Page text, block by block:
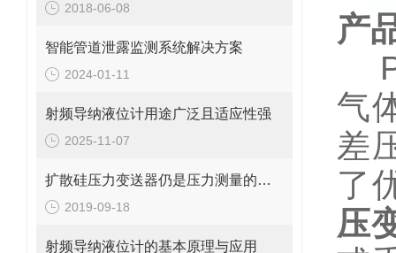
2018-06-08
智能管道泄露监测系统解决方案
2024-01-11
射频导纳液位计用途广泛且适应性强
2025-11-07
扩散硅压力变送器仍是压力测量的经济选择
2019-09-18
射频导纳液位计的基本原理与应用
产
气
差
了
压